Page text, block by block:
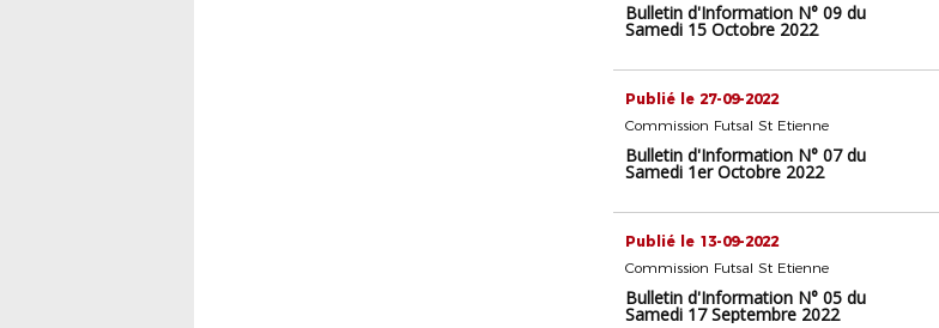
Bulletin d'Information N° 09 du
Samedi 15 Octobre 2022
Publié le 27-09-2022
Commission Futsal St Etienne
Bulletin d'Information N° 07 du
Samedi 1er Octobre 2022
Publié le 13-09-2022
Commission Futsal St Etienne
Bulletin d'Information N° 05 du
Samedi 17 Septembre 2022